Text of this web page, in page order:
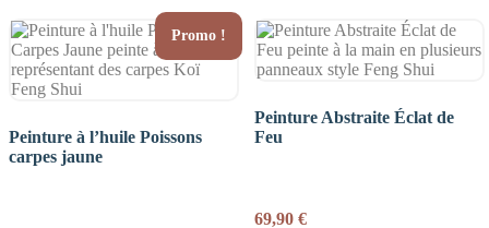
Promo !
Peinture à l’huile Poissons
carpes jaune
Peinture Abstraite Éclat de
Feu
69,90 €